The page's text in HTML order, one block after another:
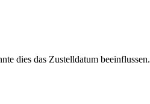
dies das Zustelldatum beeinflussen.